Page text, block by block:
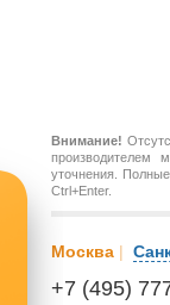
Внимание!
производителем
уточнения.
Ctrl+Enter.
Москва |
+7 (495)